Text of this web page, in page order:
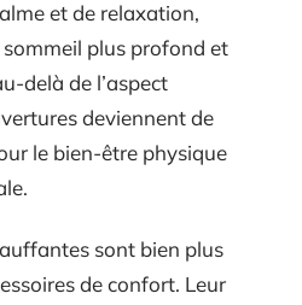
et de relaxation,
plus profond et
delà de l’aspect
deviennent de
le bien-être physique
sont bien plus
de confort. Leur